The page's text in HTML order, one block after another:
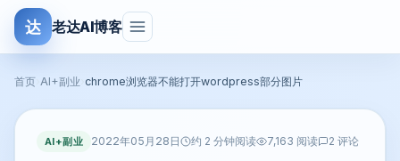
达 老达AI博客
首页 AI+副业 chrome浏览器不能打开wordpress部分图片
AI+副业 2022年05月28日 约 2 分钟阅读 7,163 阅读 2 评论